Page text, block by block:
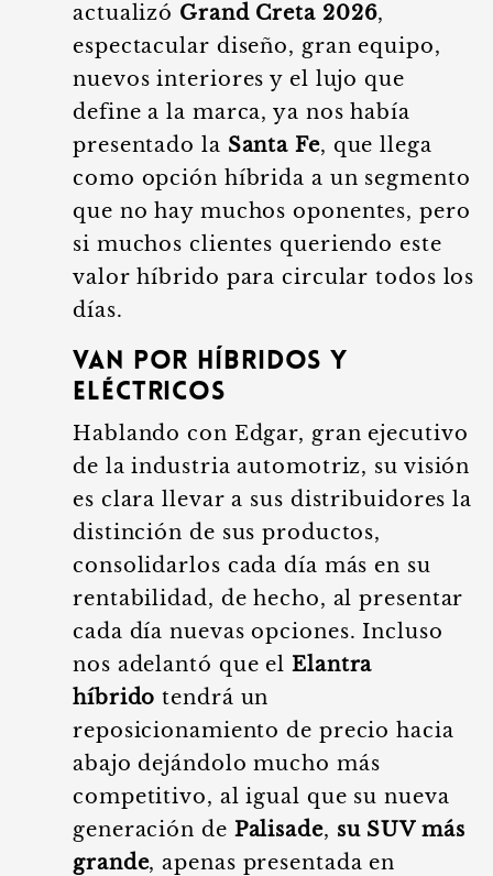
actualizó Grand Creta 2026,
espectacular diseño, gran equipo,
nuevos interiores y el lujo que
define a la marca, ya nos había
presentado la Santa Fe, que llega
como opción híbrida a un segmento
que no hay muchos oponentes, pero
si muchos clientes queriendo este
valor híbrido para circular todos los
días.
Van por híbridos y
eléctricos
Hablando con Edgar, gran ejecutivo
de la industria automotriz, su visión
es clara llevar a sus distribuidores la
distinción de sus productos,
consolidarlos cada día más en su
rentabilidad, de hecho, al presentar
cada día nuevas opciones. Incluso
nos adelantó que el Elantra
híbrido tendrá un
reposicionamiento de precio hacia
abajo dejándolo mucho más
competitivo, al igual que su nueva
generación de Palisade, su SUV más
grande, apenas presentada en